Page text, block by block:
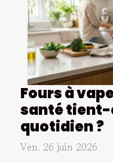
Fours à
santé tient-
quotidien ?
Ven. 26 juin 2026